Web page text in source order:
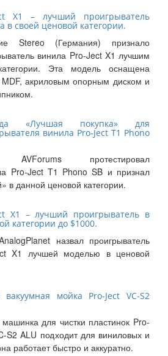
X1 – лучший проигрыватель
в своей ценовой категории.
Stereo (Германия) признало
винила Pro-Ject X1 лучшим
Эта модель оснащена
акриловым опорным диском и
«Лучшая покупка» для
винила Pro-Ject T1 Phono
AVForums протестировал
Pro-Ject T1 Phono SB и признал
в данной ценовой категории.
X1 – лучший проигрыватель в
категории до $1000.
назвал проигрыватель
X1 лучшей моделью в ценовой
вакуумная мойка Pro-Ject VC-S2
для чистки пластинок Pro-
S2 ALU подходит для виниловых и
работает быстро и аккуратно.